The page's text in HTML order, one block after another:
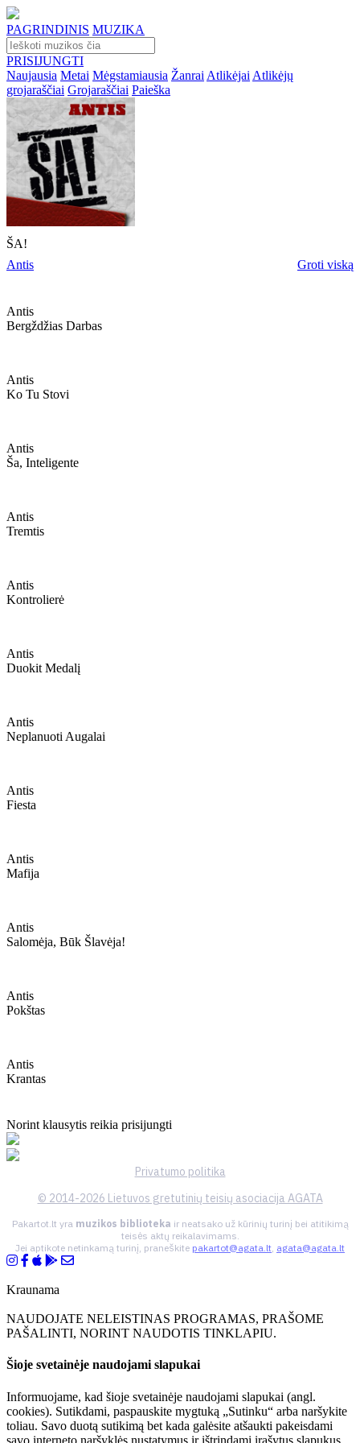
PAGRINDINIS MUZIKA
PRISIJUNGTI
Naujausia Metai Mėgstamiausia Žanrai Atlikėjai Atlikėjų
grojaraščiai Grojaraščiai Paieška
ŠA!
Antis
Groti viską
Antis
Bergždžias Darbas
Antis
Ko Tu Stovi
Antis
Ša, Inteligente
Antis
Tremtis
Antis
Kontrolierė
Antis
Duokit Medalį
Antis
Neplanuoti Augalai
Antis
Fiesta
Antis
Mafija
Antis
Salomėja, Būk Šlavėja!
Antis
Pokštas
Antis
Krantas
Norint klausytis reikia prisijungti
Privatumo politika
© 2014-2026 Lietuvos gretutinių teisių asociacija AGATA
Pakartot.lt yra muzikos biblioteka ir neatsako už kūrinių turinį bei atitikimą
teisės aktų reikalavimams.
Jei aptikote netinkamą turinį, praneškite pakartot@agata.lt, agata@agata.lt
Kraunama
NAUDOJATE NELEISTINAS PROGRAMAS, PRAŠOME
PAŠALINTI, NORINT NAUDOTIS TINKLAPIU.
Šioje svetainėje naudojami slapukai
Informuojame, kad šioje svetainėje naudojami slapukai (angl.
cookies). Sutikdami, paspauskite mygtuką „Sutinku“ arba naršykite
toliau. Savo duotą sutikimą bet kada galėsite atšaukti pakeisdami
savo interneto naršyklės nustatymus ir ištrindami įrašytus slapukus.